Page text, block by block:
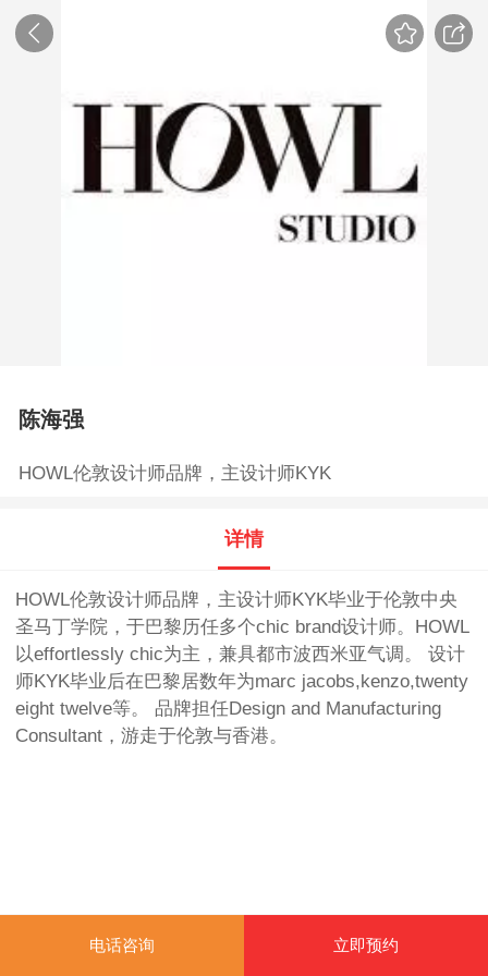
陈海强
HOWL伦敦设计师品牌，主设计师KYK
详情
HOWL伦敦设计师品牌，主设计师KYK毕业于伦敦中央
圣马丁学院，于巴黎历任多个chic brand设计师。HOWL
以effortlessly chic为主，兼具都市波西米亚气调。 设计
师KYK毕业后在巴黎居数年为marc jacobs,kenzo,twenty
eight twelve等。 品牌担任Design and Manufacturing
Consultant，游走于伦敦与香港。
电话咨询 立即预约